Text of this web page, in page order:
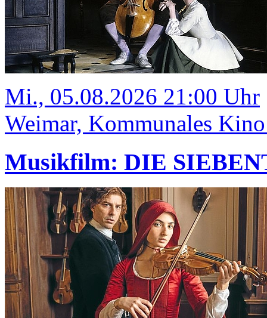
Mi., 05.08.2026 21:00 Uhr
Weimar, Kommunales
Musikfilm: DIE